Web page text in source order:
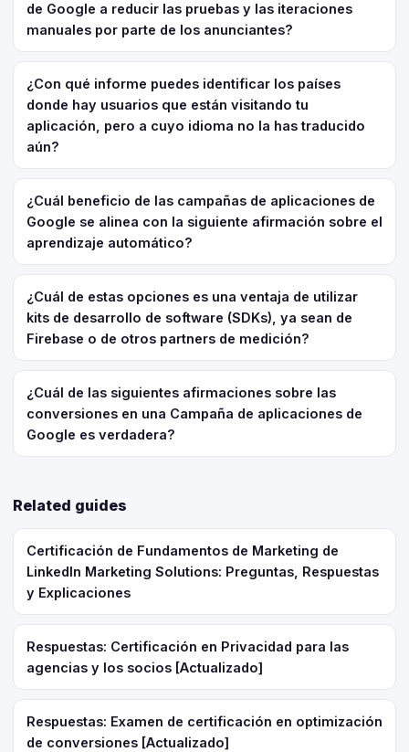
de Google a reducir las pruebas y las iteraciones
manuales por parte de los anunciantes?
¿Con qué informe puedes identificar los países
donde hay usuarios que están visitando tu
aplicación, pero a cuyo idioma no la has traducido
aún?
¿Cuál beneficio de las campañas de aplicaciones de
Google se alinea con la siguiente afirmación sobre el
aprendizaje automático?
¿Cuál de estas opciones es una ventaja de utilizar
kits de desarrollo de software (SDKs), ya sean de
Firebase o de otros partners de medición?
¿Cuál de las siguientes afirmaciones sobre las
conversiones en una Campaña de aplicaciones de
Google es verdadera?
Related guides
Certificación de Fundamentos de Marketing de
LinkedIn Marketing Solutions: Preguntas, Respuestas
y Explicaciones
Respuestas: Certificación en Privacidad para las
agencias y los socios [Actualizado]
Respuestas: Examen de certificación en optimización
de conversiones [Actualizado]